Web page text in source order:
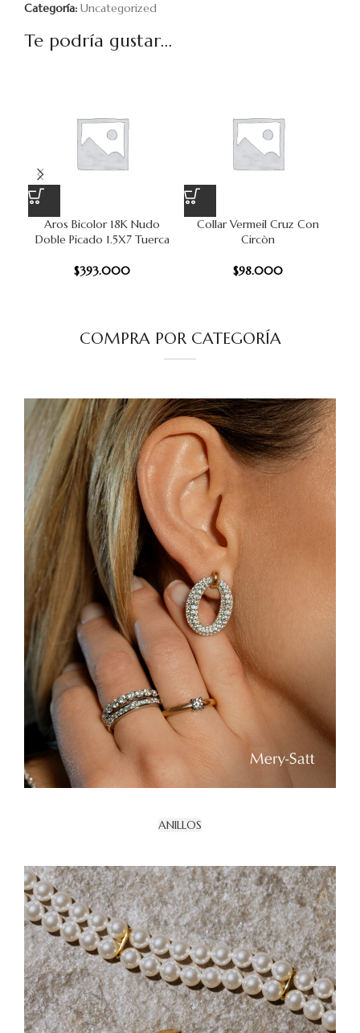
Categoría: Uncategorized
Te podría gustar...
Aros Bicolor 18K Nudo
Doble Picado 1.5X7 Tuerca
$393.000
Collar Vermeil Cruz Con
Circòn
$98.000
COMPRA POR CATEGORÍA
ANILLOS